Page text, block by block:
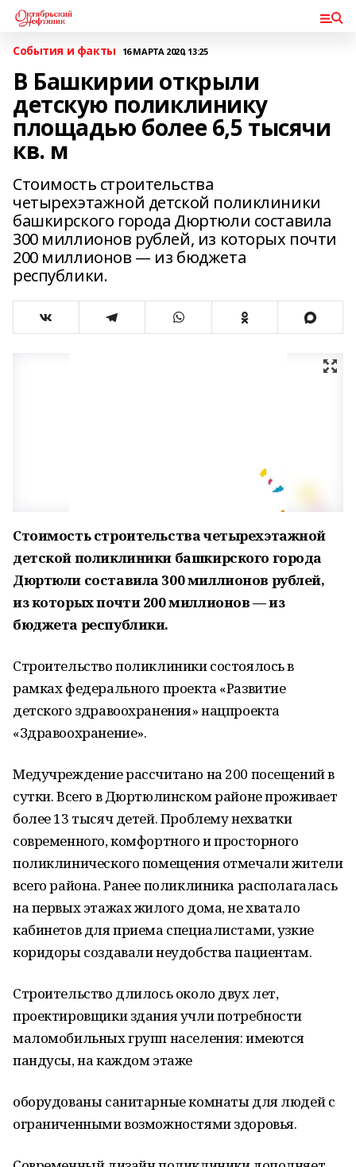
События и факты 16 МАРТА 2020, 13:25
В Башкирии открыли
детскую поликлинику
площадью более 6,5 тысячи
кв. м
Стоимость строительства
четырехэтажной детской поликлиники
башкирского города Дюртюли составила
300 миллионов рублей, из которых почти
200 миллионов — из бюджета
республики.
Стоимость строительства четырехэтажной
детской поликлиники башкирского города
Дюртюли составила 300 миллионов рублей,
из которых почти 200 миллионов — из
бюджета республики.
Строительство поликлиники состоялось в
рамках федерального проекта «Развитие
детского здравоохранения» нацпроекта
«Здравоохранение».
Медучреждение рассчитано на 200 посещений в
сутки. Всего в Дюртюлинском районе проживает
более 13 тысяч детей. Проблему нехватки
современного, комфортного и просторного
поликлинического помещения отмечали жители
всего района. Ранее поликлиника располагалась
на первых этажах жилого дома, не хватало
кабинетов для приема специалистами, узкие
коридоры создавали неудобства пациентам.
Строительство длилось около двух лет,
проектировщики здания учли потребности
маломобильных групп населения: имеются
пандусы, на каждом этаже
оборудованы санитарные комнаты для людей с
ограниченными возможностями здоровья.